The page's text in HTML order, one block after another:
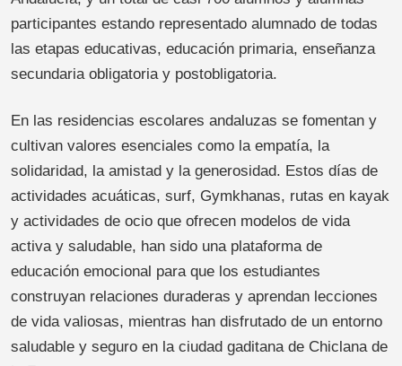
participantes estando representado alumnado de todas
las etapas educativas, educación primaria, enseñanza
secundaria obligatoria y postobligatoria.
En las residencias escolares andaluzas se fomentan y
cultivan valores esenciales como la empatía, la
solidaridad, la amistad y la generosidad. Estos días de
actividades acuáticas, surf, Gymkhanas, rutas en kayak
y actividades de ocio que ofrecen modelos de vida
activa y saludable, han sido una plataforma de
educación emocional para que los estudiantes
construyan relaciones duraderas y aprendan lecciones
de vida valiosas, mientras han disfrutado de un entorno
saludable y seguro en la ciudad gaditana de Chiclana de